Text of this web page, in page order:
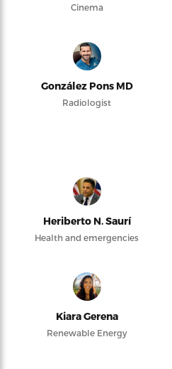
Cinema
González Pons MD
Radiologist
Heriberto N. Saurí
Health and emergencies
Kiara Gerena
Renewable Energy